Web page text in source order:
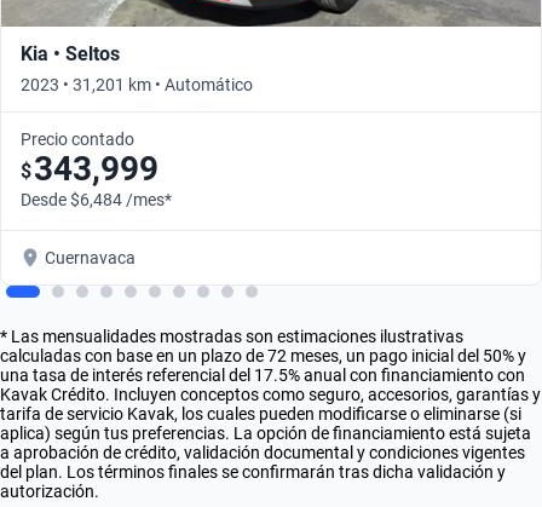
Kia • Seltos
2023 • 31,201 km • Automático
Precio contado
$343,999
Desde $6,484 /mes*
Cuernavaca
* Las mensualidades mostradas son estimaciones ilustrativas
calculadas con base en un plazo de 72 meses, un pago inicial del 50% y
una tasa de interés referencial del 17.5% anual con financiamiento con
Kavak Crédito. Incluyen conceptos como seguro, accesorios, garantías y
tarifa de servicio Kavak, los cuales pueden modificarse o eliminarse (si
aplica) según tus preferencias. La opción de financiamiento está sujeta
a aprobación de crédito, validación documental y condiciones vigentes
del plan. Los términos finales se confirmarán tras dicha validación y
autorización.